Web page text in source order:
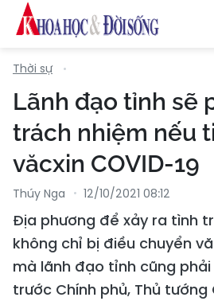
Thời sự
Lãnh đạo tỉnh sẽ
trách nhiệm nếu
văcxin COVID-19
Thúy Nga 12/10/2021 08:12
Địa phương để xảy ra tình
không chỉ bị điều chuyển
mà lãnh đạo tỉnh cũng
trước Chính phủ, Thủ tướng